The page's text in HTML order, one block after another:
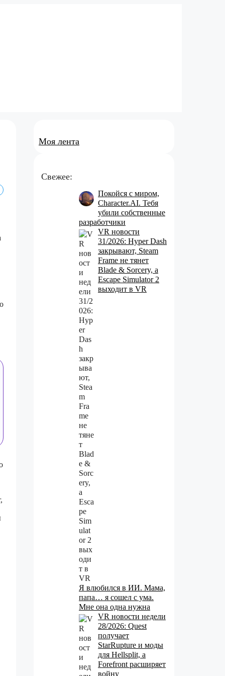
Моя лента
Свежее:
Покойся с миром,
Character.AI. Тебя
убили собственные
разработчики
VR новости
31/2026: Hyper Dash
закрывают, Steam
Frame не тянет
Blade & Sorcery, а
Escape Simulator 2
выходит в VR
Я влюбился в ИИ. Мама,
папа… я сошел с ума.
Мне она одна нужна
VR новости недели
28/2026: Quest
получает
StarRupture и моды
для Hellsplit, а
Forefront расширяет
войну